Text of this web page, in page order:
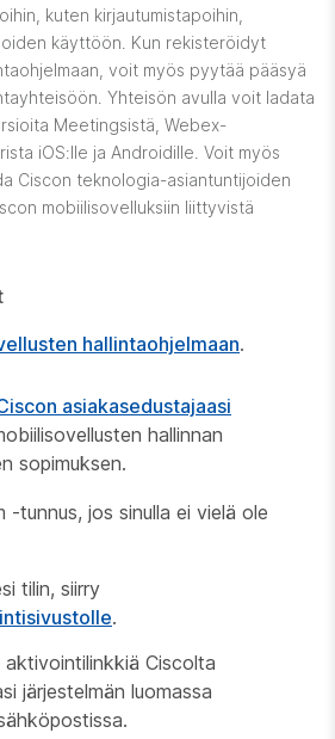
kuten kirjautumistapoihin,
käyttöön. Kun rekisteröidyt
voit myös pyytää pääsyä
Yhteisön avulla voit ladata
Meetingsistä, Webex-
iOS:lle ja Androidille. Voit myös
Ciscon teknologia-asiantuntijoiden
mobiilisovelluksiin liittyvistä
hallintaohjelmaan.
asiakasedustajaasi
hallinnan
sopimuksen.
-tunnus, jos sinulla ei vielä ole
tilin, siirry
.
aktivointilinkkiä Ciscolta
järjestelmän luomassa